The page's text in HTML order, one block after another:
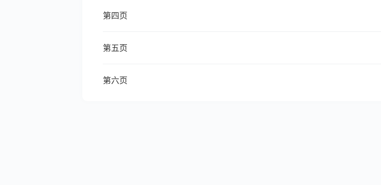
第四页
第五页
第六页